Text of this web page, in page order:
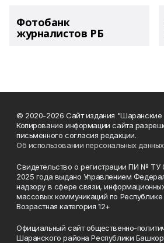
Фотобанк
журналистов РБ
© 2020-2026 Сайт издания "Шаранские
Копирование информации сайта
письменного согласия редакции.
Об использовании персональных данных
Свидетельство о регистрации ПИ № ТУ
2025 года выдано Управлением
надзору в сфере связи,
массовых коммуникаций по Республике
Возрастная категория 12+
Официальный сайт общественно-
Шаранского района Республики